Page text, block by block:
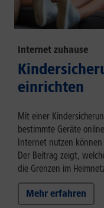
Internet zuhause
einrichten
Mit einer
bestimmte Geräte
Internet nutzen
Der Beitrag zeigt,
die Grenzen im
Mehr erfahren